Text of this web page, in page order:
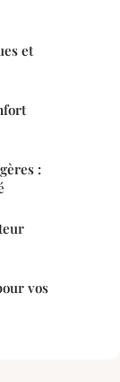
et
:
vos